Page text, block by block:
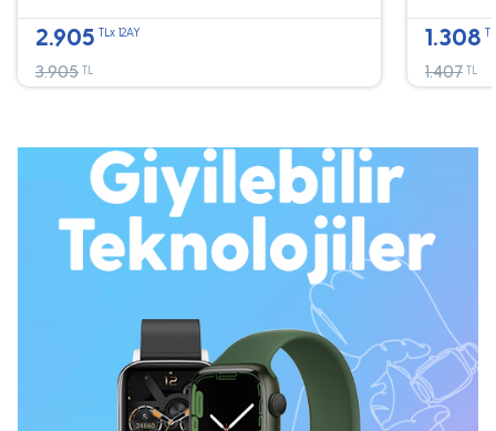
2.905 TLx 12AY
3.905 TL
1.308
1.407 TL